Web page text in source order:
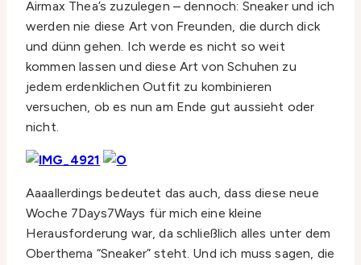
Airmax Thea’s zuzulegen – dennoch: Sneaker und ich
werden nie diese Art von Freunden, die durch dick
und dünn gehen. Ich werde es nicht so weit
kommen lassen und diese Art von Schuhen zu
jedem erdenklichen Outfit zu kombinieren
versuchen, ob es nun am Ende gut aussieht oder
nicht.
Aaaallerdings bedeutet das auch, dass diese neue
Woche 7Days7Ways für mich eine kleine
Herausforderung war, da schließlich alles unter dem
Oberthema “Sneaker” steht. Und ich muss sagen, die